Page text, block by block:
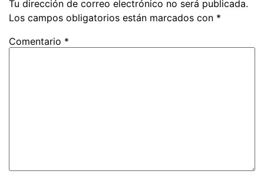
Tu dirección de correo electrónico no será publicada.
Los campos obligatorios están marcados con *
Comentario *